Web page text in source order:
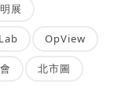
展
OpView
北市圖